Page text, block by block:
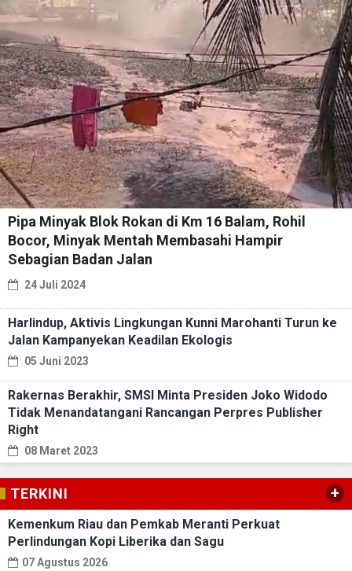
Pipa Minyak Blok Rokan di Km 16 Balam, Rohil
Bocor, Minyak Mentah Membasahi Hampir
Sebagian Badan Jalan
24 Juli 2024
Harlindup, Aktivis Lingkungan Kunni Marohanti Turun ke
Jalan Kampanyekan Keadilan Ekologis
05 Juni 2023
Rakernas Berakhir, SMSI Minta Presiden Joko Widodo
Tidak Menandatangani Rancangan Perpres Publisher
Right
08 Maret 2023
TERKINI +
Kemenkum Riau dan Pemkab Meranti Perkuat
Perlindungan Kopi Liberika dan Sagu
07 Agustus 2026